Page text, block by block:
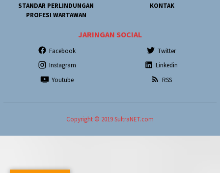
STANDAR PERLINDUNGAN
PROFESI WARTAWAN
KONTAK
JARINGAN SOCIAL
Facebook
Twitter
Instagram
Linkedin
Youtube
RSS
Copyright © 2019 SultraNET.com